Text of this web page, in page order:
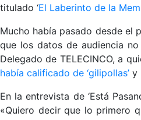
titulado ‘El Laberinto de la
Mucho había pasado desde el
que los datos de audiencia
Delegado de TELECINCO, a
había calificado de ‘gilipollas’ y
En la entrevista de ‘Está
«Quiero decir que lo primero